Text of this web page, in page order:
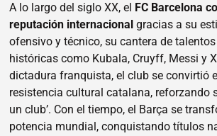
A lo largo del siglo XX, el FC Barcelona
reputación internacional gracias a su
ofensivo y técnico, su cantera de
históricas como Kubala, Cruyff, Messi y
dictadura franquista, el club se convirtió
resistencia cultural catalana, reforzando
un club’. Con el tiempo, el Barça se
potencia mundial, conquistando títulos